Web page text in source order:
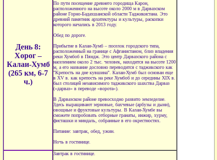
День 8:
Хорог –
Калаи-Хумб
(265 км, 6-7
ч.)
По пути посещение древнего городища Карон,
расположенного на высоте около 2000 м в Дарвазском
районе Горно-Бадахшанской области Таджикистана. Это
древний памятник архитектуры и культуры, раскопки
которого начались в 2013 году.
Обед по дороге.
Прибытие в Калаи-Хумб – поселок городского типа,
расположенный на границе с Афганистаном, близ впадения
реки Хумбоб в Пяндж. Это центр Дарвазского района с
населением около 2 тыс. человек, находится на высоте 1200
м, а его название дословно переводится с таджикского как
"Крепость на дне кувшина". Калаи-Хумб был основан еще
в XV в. как крепость на реке Хумбоб и до середины XIX в.
был столицей независимого таджикского шахства Дарваз
(«дарваз» в переводе «ворота»).
В Дарвазском районе превосходно развито земледелие.
Здесь выращивают зерновые, бахчевые (арбузы и дыни),
овощные и фруктовые культуры. В Калаи-Хумбе вы
сможете попробовать отборные гранаты, инжир, хурму,
фисташки и миндаль, собранные в его окрестностях.
Питание: завтрак, обед, ужин.
Ночь в гостинице.
Завтрак в гостинице.